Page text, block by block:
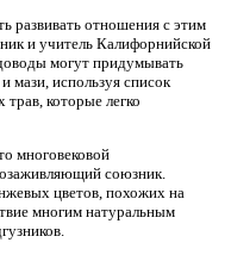
развивать отношения с этим
и учитель Калифорнийской
могут придумывать
мази, используя список
которые легко
многовековой
союзник.
цветов, похожих на
многим натуральным